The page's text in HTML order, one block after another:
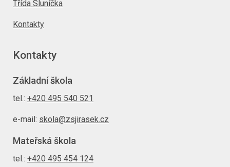
Třída Sluníčka
Kontakty
Kontakty
Základní škola
tel.: +420 495 540 521
e-mail: skola@zsjirasek.cz
Mateřská škola
tel.: +420 495 454 124